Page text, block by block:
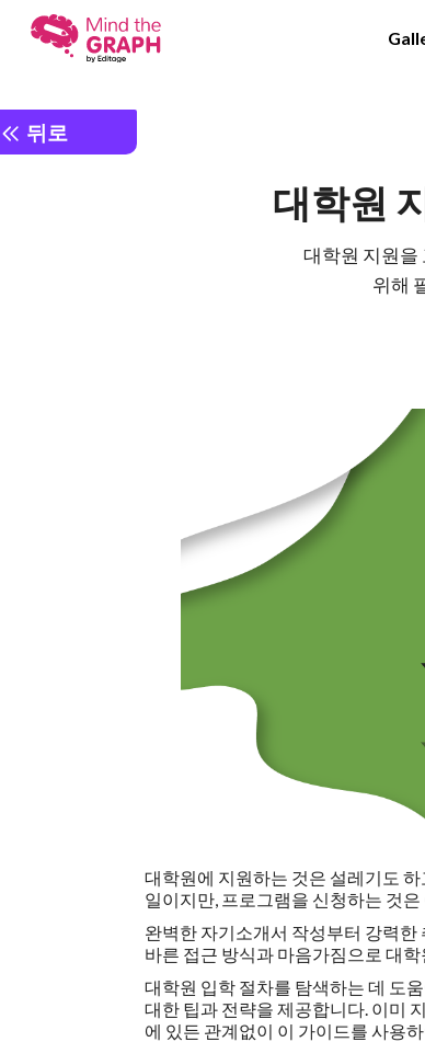
뒤로
대학원
대학원 지원을
위해
대학원에 지원하는 것은 설레기도
일이지만, 프로그램을 신청하는 것
완벽한 자기소개서 작성부터 강력
바른 접근 방식과 마음가짐으로 대
대학원 입학 절차를 탐색하는 데 도
대한 팁과 전략을 제공합니다. 이미
에 있든 관계없이 이 가이드를 사용